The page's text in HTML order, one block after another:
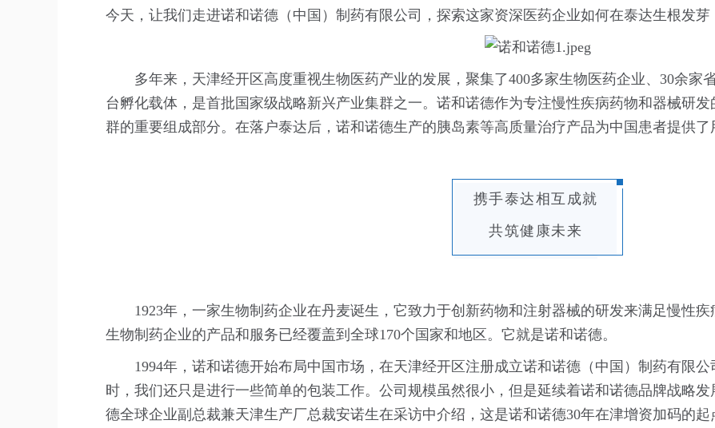
今天，让我们走进诺和诺德（中国）制药有限公司，探索这家资深医药企业如何在泰达生根发芽
多年来，天津经开区高度重视生物医药产业的发展，聚集了400多家生物医药企业、30余家
台孵化载体，是首批国家级战略新兴产业集群之一。诺和诺德作为专注慢性疾病药物和器械研
群的重要组成部分。在落户泰达后，诺和诺德生产的胰岛素等高质量治疗产品为中国患者提供了
携手泰达相互成就
共筑健康未来
1923年，一家生物制药企业在丹麦诞生，它致力于创新药物和注射器械的研发来满足慢性
生物制药企业的产品和服务已经覆盖到全球170个国家和地区。它就是诺和诺德。
1994年，诺和诺德开始布局中国市场，在天津经开区注册成立诺和诺德（中国）制药有限
时，我们还只是进行一些简单的包装工作。公司规模虽然很小，但是延续着诺和诺德品牌战略
德全球企业副总裁兼天津生产厂总裁安诺生在采访中介绍，这是诺和诺德30年在津增资加码的起